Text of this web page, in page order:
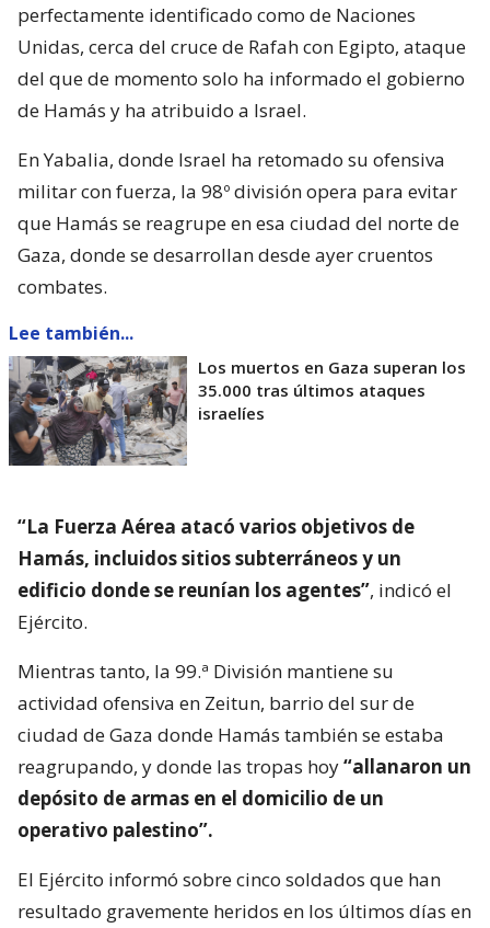
perfectamente identificado como de Naciones
Unidas, cerca del cruce de Rafah con Egipto, ataque
del que de momento solo ha informado el gobierno
de Hamás y ha atribuido a Israel.
En Yabalia, donde Israel ha retomado su ofensiva
militar con fuerza, la 98º división opera para evitar
que Hamás se reagrupe en esa ciudad del norte de
Gaza, donde se desarrollan desde ayer cruentos
combates.
Lee también...
Los muertos en Gaza superan los
35.000 tras últimos ataques
israelíes
“La Fuerza Aérea atacó varios objetivos de
Hamás, incluidos sitios subterráneos y un
edificio donde se reunían los agentes”, indicó el
Ejército.
Mientras tanto, la 99.ª División mantiene su
actividad ofensiva en Zeitun, barrio del sur de
ciudad de Gaza donde Hamás también se estaba
reagrupando, y donde las tropas hoy“allanaron un
depósito de armas en el domicilio de un
operativo palestino”.
El Ejército informó sobre cinco soldados que han
resultado gravemente heridos en los últimos días en